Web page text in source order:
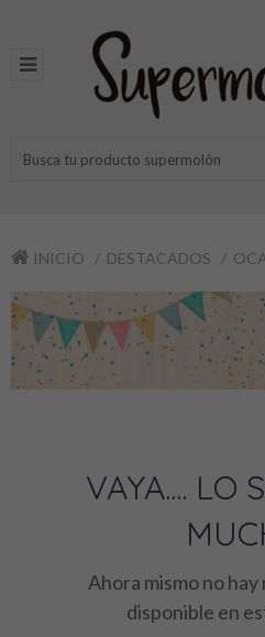
INICIO DESTACADOS
VAYA.... LO
Ahora mismo no
disponible en